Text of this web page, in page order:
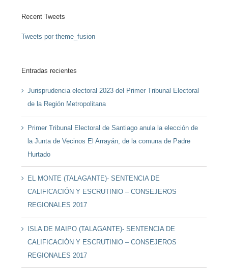
Recent Tweets
Tweets por theme_fusion
Entradas recientes
Jurisprudencia electoral 2023 del Primer Tribunal Electoral
de la Región Metropolitana
Primer Tribunal Electoral de Santiago anula la elección de
la Junta de Vecinos El Arrayán, de la comuna de Padre
Hurtado
EL MONTE (TALAGANTE)- SENTENCIA DE
CALIFICACIÓN Y ESCRUTINIO – CONSEJEROS
REGIONALES 2017
ISLA DE MAIPO (TALAGANTE)- SENTENCIA DE
CALIFICACIÓN Y ESCRUTINIO – CONSEJEROS
REGIONALES 2017